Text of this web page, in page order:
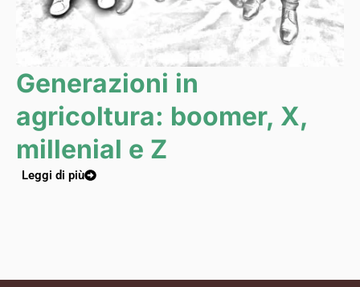
Generazioni in
agricoltura: boomer, X,
millenial e Z
Leggi di più